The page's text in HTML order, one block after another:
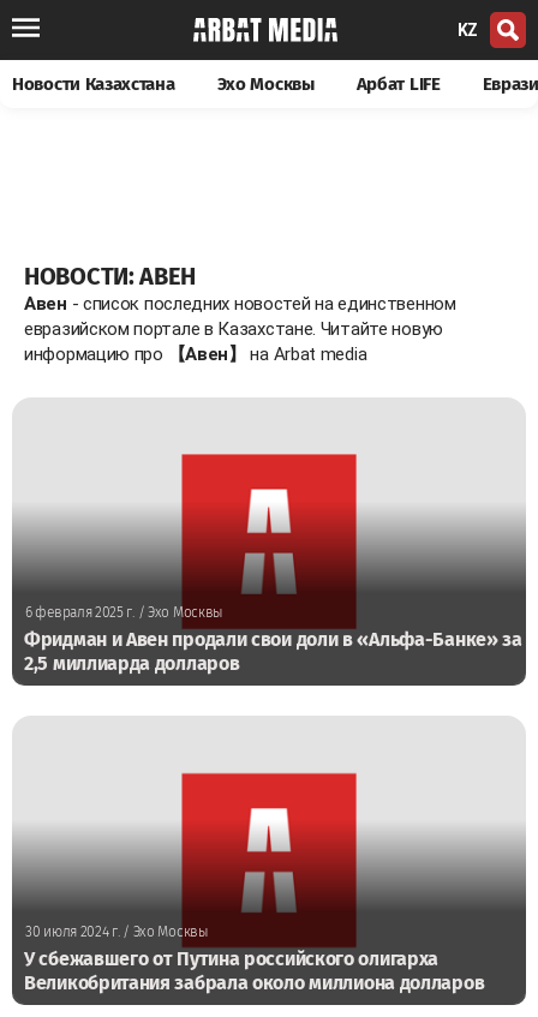
KZ
Новости Казахстана Эхо Москвы Арбат LIFE
НОВОСТИ: АВЕН
Авен - список последних новостей на единственном
евразийском портале в Казахстане. Читайте новую
информацию про
【Авен】 на Arbat media
6 февраля 2025 г./ Эхо Москвы
Фридман и Авен продали свои доли в «Альфа-Банке» за
2,5 миллиарда долларов
30 июля 2024 г./ Эхо Москвы
У сбежавшего от Путина российского олигарха
Великобритания забрала около миллиона долларов